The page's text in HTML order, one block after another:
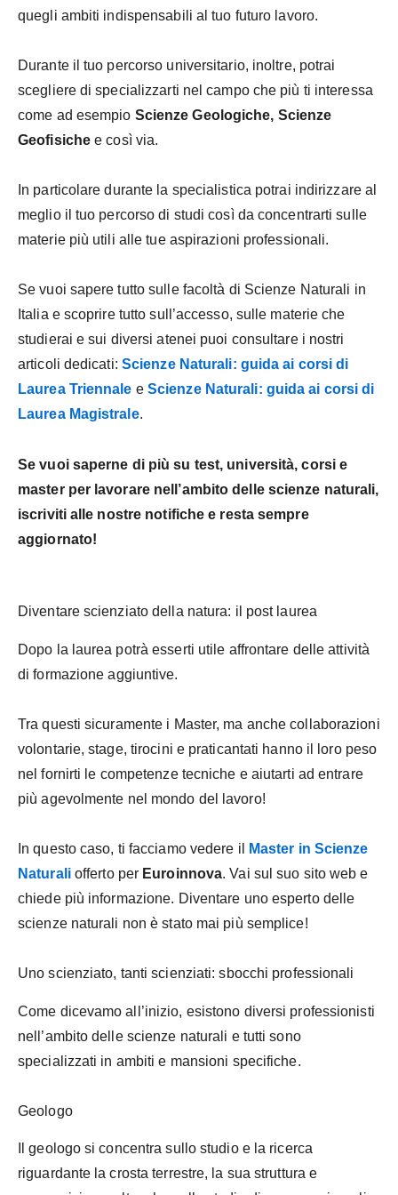
quegli ambiti indispensabili al tuo futuro lavoro.
Durante il tuo percorso universitario, inoltre, potrai
scegliere di specializzarti nel campo che più ti interessa
come ad esempio Scienze Geologiche, Scienze
Geofisiche e così via.
In particolare durante la specialistica potrai indirizzare al
meglio il tuo percorso di studi così da concentrarti sulle
materie più utili alle tue aspirazioni professionali.
Se vuoi sapere tutto sulle facoltà di Scienze Naturali in
Italia e scoprire tutto sull’accesso, sulle materie che
studierai e sui diversi atenei puoi consultare i nostri
articoli dedicati: Scienze Naturali: guida ai corsi di
Laurea Triennale e Scienze Naturali: guida ai corsi di
Laurea Magistrale.
Se vuoi saperne di più su test, università, corsi e
master per lavorare nell’ambito delle scienze naturali,
iscriviti alle nostre notifiche e resta sempre
aggiornato!
Diventare scienziato della natura: il post laurea
Dopo la laurea potrà esserti utile affrontare delle attività
di formazione aggiuntive.
Tra questi sicuramente i Master, ma anche collaborazioni
volontarie, stage, tirocini e praticantati hanno il loro peso
nel fornirti le competenze tecniche e aiutarti ad entrare
più agevolmente nel mondo del lavoro!
In questo caso, ti facciamo vedere il
Master in Scienze
Naturali offerto per Euroinnova. Vai sul suo sito web e
chiede più informazione. Diventare uno esperto delle
scienze naturali non è stato mai più semplice!
Uno scienziato, tanti scienziati: sbocchi professionali
Come dicevamo all’inizio, esistono diversi professionisti
nell’ambito delle scienze naturali e tutti sono
specializzati in ambiti e mansioni specifiche.
Geologo
Il geologo si concentra sullo studio e la ricerca
riguardante la crosta terrestre, la sua struttura e